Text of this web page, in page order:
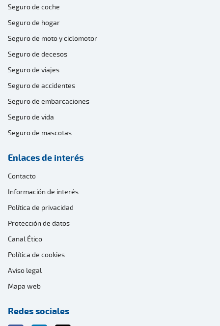
Seguro de coche
Seguro de hogar
Seguro de moto y ciclomotor
Seguro de decesos
Seguro de viajes
Seguro de accidentes
Seguro de embarcaciones
Seguro de vida
Seguro de mascotas
Enlaces de interés
Contacto
Información de interés
Política de privacidad
Protección de datos
Canal Ético
Política de cookies
Aviso legal
Mapa web
Redes sociales